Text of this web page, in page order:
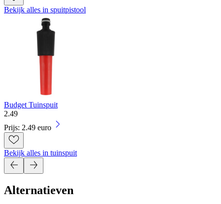
Bekijk alles in spuitpistool
Budget Tuinspuit
2.49
Prijs: 2.49 euro
Bekijk alles in tuinspuit
Alternatieven